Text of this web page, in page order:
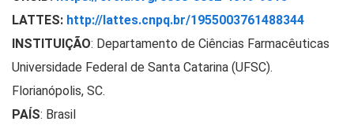
LATTES: http://lattes.cnpq.br/1955003761488344
INSTITUIÇÃO: Departamento de Ciências Farmacêuticas
Universidade Federal de Santa Catarina (UFSC).
Florianópolis, SC.
PAÍS: Brasil